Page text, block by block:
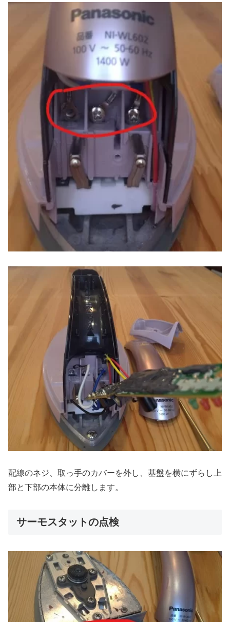
配線のネジ、取っ手のカバーを外し、基盤を横にずらし上
部と下部の本体に分離します。
サーモスタットの点検